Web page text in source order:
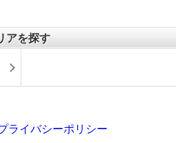
アを探す
ライバシーポリシー